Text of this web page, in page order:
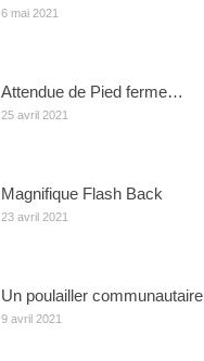
6 mai 2021
Attendue de Pied ferme…
25 avril 2021
Magnifique Flash Back
23 avril 2021
Un poulailler communautaire
9 avril 2021